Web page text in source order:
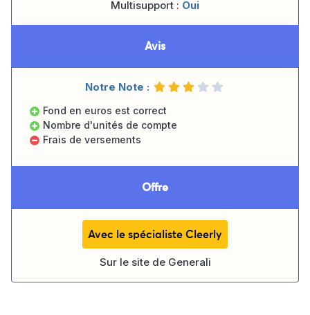
Multisupport : Oui
Avis
Notre Note :
Fond en euros est correct
Nombre d'unités de compte
Frais de versements
Offre
Avec le spécialiste Cleerly
Sur le site de Generali